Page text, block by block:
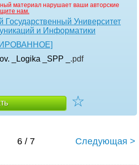
материал нарушает ваши авторские
нам.
Государственный Университет
и Информатики
_Logika _SPP _ .pdf
☆
6 / 7 Следующая >